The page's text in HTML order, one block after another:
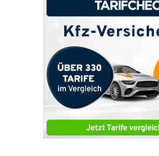
Laufen, um Brücken zu überwinden